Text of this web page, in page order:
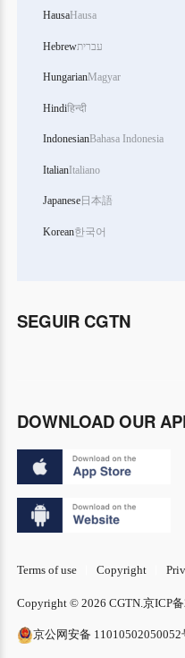
HausaHausa
Hebrewעברית
HungarianMagyar
Hindiहिन्दी
IndonesianBahasa Indonesia
ItalianItaliano
Japanese日本語
Korean한국어
SEGUIR CGTN
DOWNLOAD OUR
Terms of use Copyright
Copyright © 2026 CGTN.京ICP
京公网安备 11010502050052